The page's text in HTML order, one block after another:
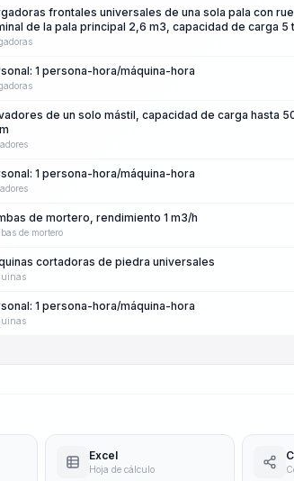
frontales universales de una sola pala con
de la pala principal 2,6 m3, capacidad de carga 5 t
1 persona-hora/máquina-hora
de un solo mástil, capacidad de carga hasta
1 persona-hora/máquina-hora
de mortero, rendimiento 1 m3/h
de mortero
cortadoras de piedra universales
1 persona-hora/máquina-hora
Excel
Hoja de cálculo